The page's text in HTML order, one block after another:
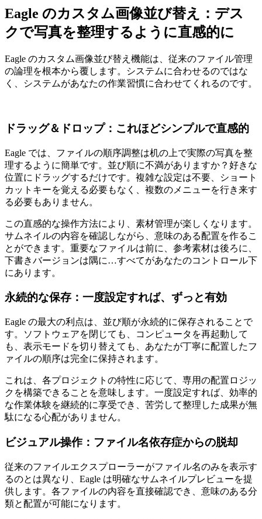
Eagle のカスタム画像並び替え：デス
クで写真を整理するように直感的に
Eagle のカスタム画像並び替え機能は、従来のファイル管理
の論理を根本から覆します。システムに合わせるのではな
く、システムがあなたの作業習慣に合わせてくれるのです。
ドラッグ＆ドロップ：これほどシンプルで直感的
Eagle では、ファイルの順序調整は机の上で実際の写真を整
理するように簡単です。並び順に不満がありますか？好きな
位置にドラッグするだけです。複雑な設定は不要、ショート
カットキーを覚える必要もなく、複数のメニューを行き来す
る必要もありません。
この直感的な操作方法により、素材管理が楽しくなります。
サムネイルの内容を確認しながら、意味のある配置を作るこ
とができます。重要なファイルは前に、参考素材は後ろに、
下書きバージョンは隅に…すべてがあなたのコントロール下
にあります。
永続的な保存：一度設定すれば、ずっと有効
Eagle の最大の利点は、並び順が永続的に保存されることで
す。ソフトウェアを閉じても、コンピュータを再起動して
も、表示モードを切り替えても、あなたが丁寧に配置したフ
ァイルの順序は完全に保持されます。
これは、各プロジェクトの特性に応じて、専用の配置ロジッ
クを構築できることを意味します。一度設定すれば、効率的
な作業体験を継続的に享受でき、苦労して整理した成果が無
駄になる心配がありません。
ビジュアル操作：ファイル名依存症からの脱却
従来のファイルエクスプローラーがファイル名のみを表示す
るのとは異なり、Eagle は明確なサムネイルプレビューを提
供します。各ファイルの内容を直接確認でき、意味のある分
類と配置が可能になります。